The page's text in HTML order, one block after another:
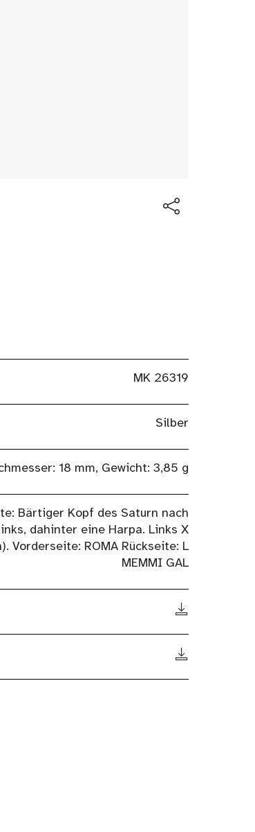
MK 26319
Silber
18 mm, Gewicht: 3,85 g
Bärtiger Kopf des Saturn nach
dahinter eine Harpa. Links X
Vorderseite: ROMA Rückseite: L
MEMMI GAL